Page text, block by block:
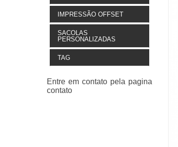
IMPRESSÃO OFFSET
SACOLAS
PERSONALIZADAS
TAG